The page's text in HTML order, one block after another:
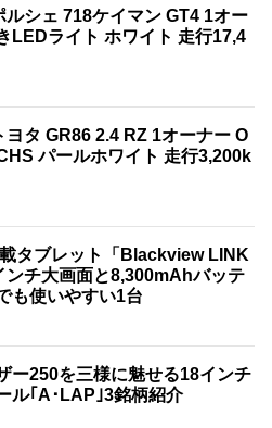
ルシェ 718ケイマン GT4 1オー
LEDライト ホワイト 走行17,4
ヨタ GR86 2.4 RZ 1オーナー O
パールホワイト 走行3,200k
タブレット「Blackview LINK
ンチ大画面と8,300mAhバッテ
も使いやすい1台
ー250を三様に魅せる18インチ
ル｢A･LAP｣3銘柄紹介